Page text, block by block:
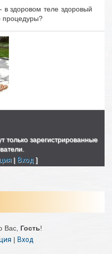
здоровом теле здоровый
процедуры?
только зарегистрированные
| Вход ]
Вас, Гость!
| Вход